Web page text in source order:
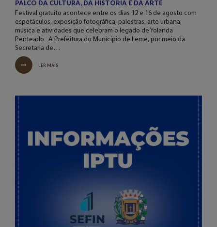
PALCO DA CULTURA, DA HISTÓRIA E DA ARTE
Festival gratuito acontece entre os dias 12 e 16 de agosto com
espetáculos, exposição fotográfica, palestras, arte urbana,
música e atividades que celebram o legado de Yolanda
Penteado A Prefeitura do Município de Leme, por meio da
Secretaria de…
LER MAIS